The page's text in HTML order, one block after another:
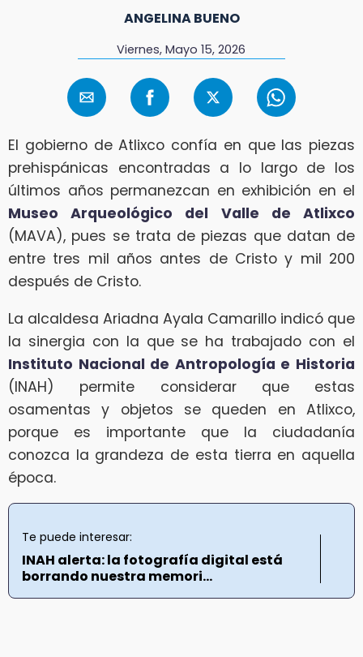
ANGELINA BUENO
Viernes, Mayo 15, 2026
El gobierno de Atlixco confía en que las piezas
prehispánicas encontradas a lo largo de los
últimos años permanezcan en exhibición en el
Museo Arqueológico del Valle de Atlixco
(MAVA), pues se trata de piezas que datan de
entre tres mil años antes de Cristo y mil 200
después de Cristo.
La alcaldesa Ariadna Ayala Camarillo indicó que
la sinergia con la que se ha trabajado con el
Instituto Nacional de Antropología e Historia
(INAH) permite considerar que estas
osamentas y objetos se queden en Atlixco,
porque es importante que la ciudadanía
conozca la grandeza de esta tierra en aquella
época.
Te puede interesar:
INAH alerta: la fotografía digital está
borrando nuestra memori...